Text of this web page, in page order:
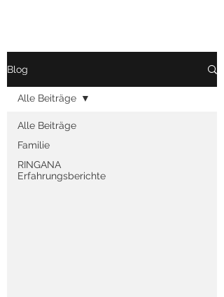
Blog
Alle Beiträge
Familie
RINGANA
Erfahrungsberichte
Alle Beiträge